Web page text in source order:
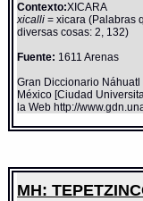
Contexto:XICARA
xicalli= xicara (Palabras
diversas cosas: 2, 132)
Fuente: 1611 Arenas
Gran Diccionario
México [Ciudad
la Web http://
MH: